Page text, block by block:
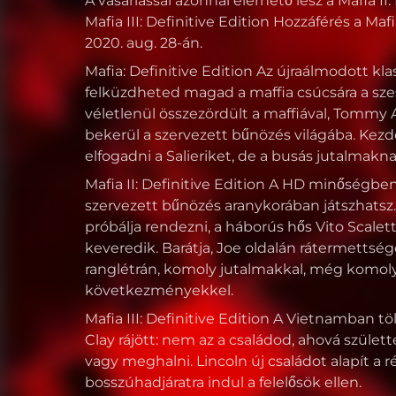
Mafia III: Definitive Edition Hozzáférés a
2020. aug. 28-án.
Mafia: Definitive Edition Az újraálmodott
felküzdheted magad a maffia csúcsára a
véletlenül összezördült a maffiával, Tommy
bekerül a szervezett bűnözés világába.
elfogadni a Salieriket, de a busás
Mafia II: Definitive Edition A HD
szervezett bűnözés aranykorában
próbálja rendezni, a háborús hős Vito
keveredik. Barátja, Joe oldalán
ranglétrán, komoly jutalmakkal, még
következményekkel.
Mafia III: Definitive Edition A Vietnamban
Clay rájött: nem az a családod, ahová
vagy meghalni. Lincoln új családot alapít a
bosszúhadjáratra indul a felelősök ellen.